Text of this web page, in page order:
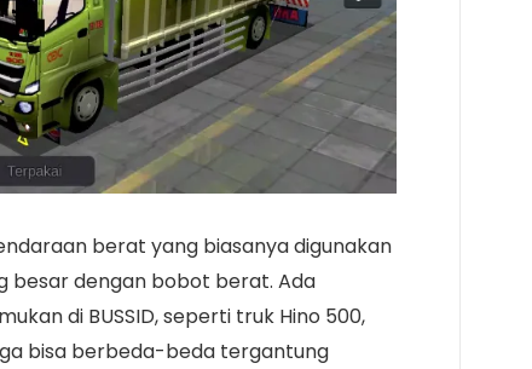
berat yang biasanya digunakan
dengan bobot berat. Ada
di BUSSID, seperti truk Hino 500,
bisa berbeda-beda tergantung